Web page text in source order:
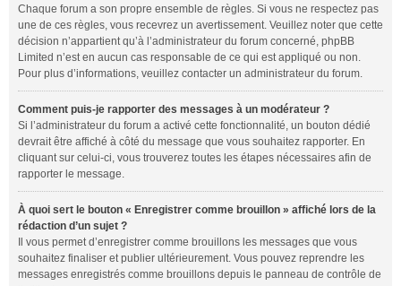
Chaque forum a son propre ensemble de règles. Si vous ne respectez pas
une de ces règles, vous recevrez un avertissement. Veuillez noter que cette
décision n’appartient qu’à l’administrateur du forum concerné, phpBB
Limited n’est en aucun cas responsable de ce qui est appliqué ou non.
Pour plus d’informations, veuillez contacter un administrateur du forum.
Comment puis-je rapporter des messages à un modérateur ?
Si l’administrateur du forum a activé cette fonctionnalité, un bouton dédié
devrait être affiché à côté du message que vous souhaitez rapporter. En
cliquant sur celui-ci, vous trouverez toutes les étapes nécessaires afin de
rapporter le message.
À quoi sert le bouton « Enregistrer comme brouillon » affiché lors de la
rédaction d’un sujet ?
Il vous permet d’enregistrer comme brouillons les messages que vous
souhaitez finaliser et publier ultérieurement. Vous pouvez reprendre les
messages enregistrés comme brouillons depuis le panneau de contrôle de